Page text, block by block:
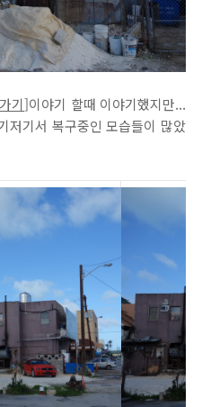
기]이야기 할때 이야기했지만...
저기서 복구중인 모습들이 많았